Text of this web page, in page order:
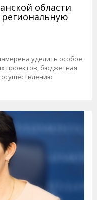
области
уделить особое
проектов, бюджетная
осуществлению